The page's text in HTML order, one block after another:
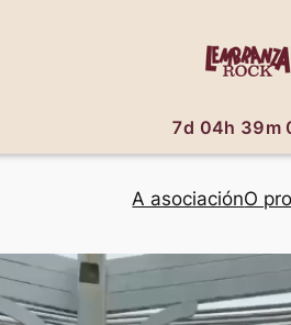
A asociaciónO
7d 04h 39m